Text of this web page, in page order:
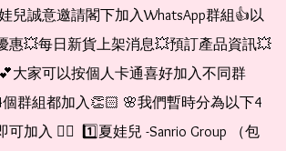
兒誠意邀請閣下加入WhatsApp群組👍以
惠💥每日新貨上架消息💥預訂產品資訊💥
大家可以按個人卡通喜好加入不同群
群組都加入👏🏻 🌸我們暫時分為以下4
加入 👇🏻  1️⃣夏娃兒 -Sanrio Group （包